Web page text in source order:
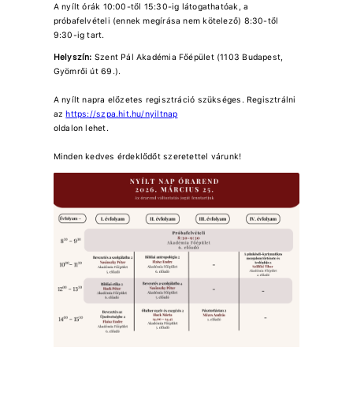
A nyílt órák 10:00-től 15:30-ig látogathatóak, a
próbafelvételi (ennek megírása nem kötelező) 8:30-től
9:30-ig tart.
Helyszín: Szent Pál Akadémia Főépület (1103 Budapest,
Gyömrői út 69.).
A nyílt napra előzetes regisztráció szükséges. Regisztrálni
az https://szpa.hit.hu/nyiltnap
oldalon lehet.
Minden kedves érdeklődőt szeretettel várunk!